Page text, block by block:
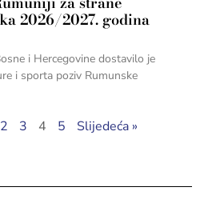
2026/2027. godina
i Hercegovine dostavilo je
i sporta poziv Rumunske
2 3 4 5 Slijedeća »